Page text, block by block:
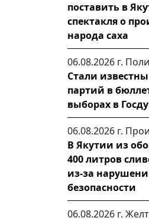
поставить в
спектакля о
народа саха
06.08.2026 г.
Стали
партий в
выборах в
06.08.2026 г.
В Якутии из
400 литров
из-за
безопасности
06.08.2026 г.